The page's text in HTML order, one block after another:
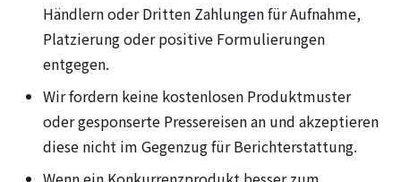
Händlern oder Dritten Zahlungen für Aufnahme,
Platzierung oder positive Formulierungen
entgegen.
Wir fordern keine kostenlosen Produktmuster
oder gesponserte Pressereisen an und akzeptieren
diese nicht im Gegenzug für Berichterstattung.